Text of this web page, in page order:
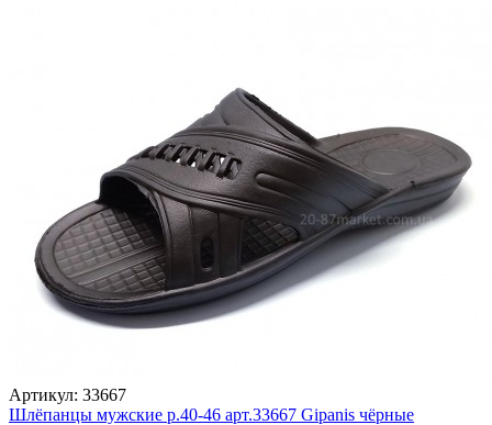
Артикул: 33667
Шлёпанцы мужские р.40-46 арт.33667 Gipanis чёрные